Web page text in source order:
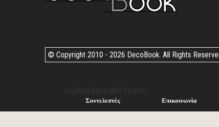
© Copyright 2010 - 2026 DecoBook. All Rights
Συντελεστές Επικοινωνία